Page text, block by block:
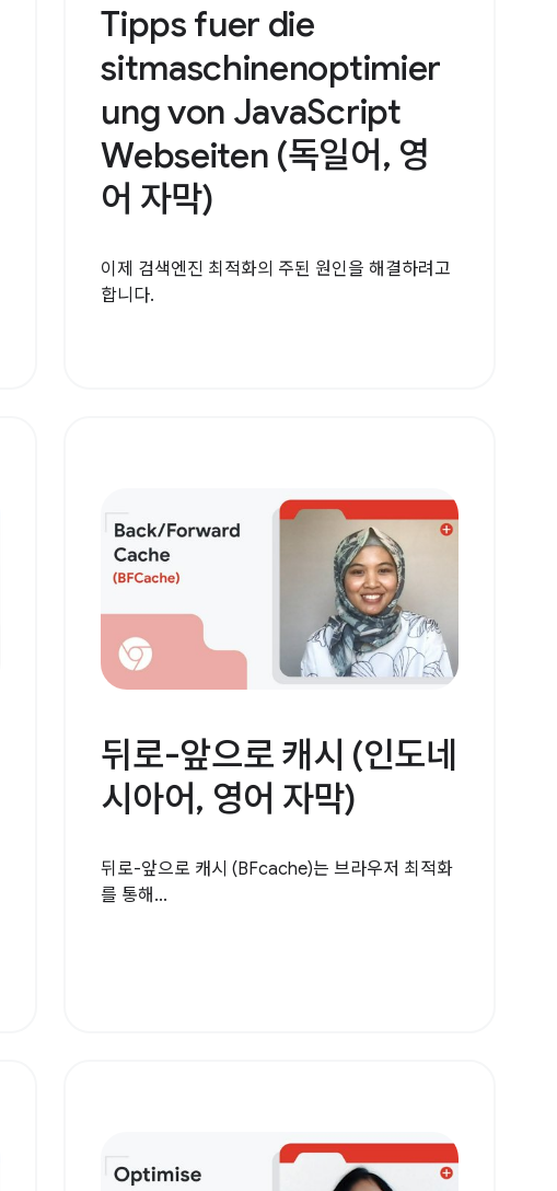
Tipps fuer die
sitmaschinenoptimier
ung von JavaScript
Webseiten (독일어, 영
어 자막)
이제 검색엔진 최적화의 주된 원인을 해결하려고
합니다.
뒤로-앞으로 캐시 (인도네
시아어, 영어 자막)
뒤로-앞으로 캐시 (BFcache)는 브라우저 최적화
를 통해...